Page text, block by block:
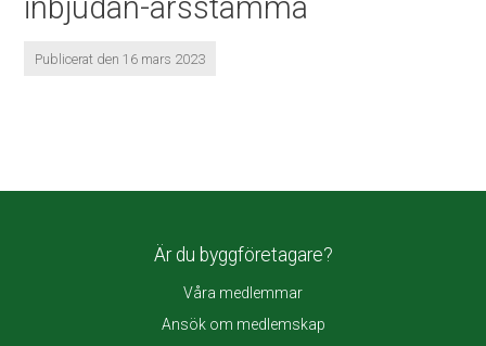
Publicerat den 16 mars 2023
Är du byggföretagare?
Våra medlemmar
Ansök om medlemskap